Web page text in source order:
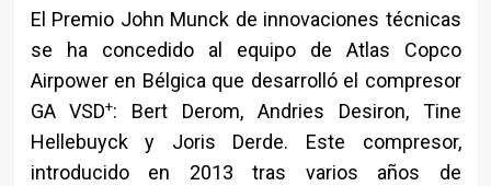
El Premio John Munck de innovaciones técnicas
se ha concedido al equipo de Atlas Copco
Airpower en Bélgica que desarrolló el compresor
GA VSD+: Bert Derom, Andries Desiron, Tine
Hellebuyck y Joris Derde. Este compresor,
introducido en 2013 tras varios años de